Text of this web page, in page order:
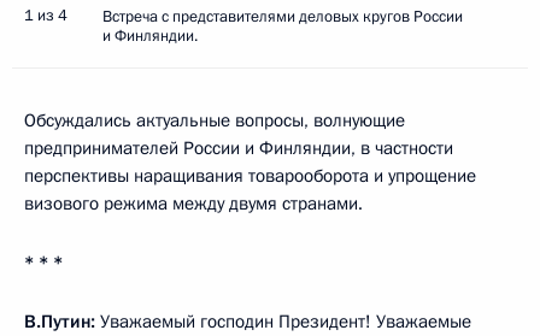
1 из 4
Встреча с представителями деловых кругов России
и Финляндии.
Обсуждались актуальные вопросы, волнующие
предпринимателей России и Финляндии, в частности
перспективы наращивания товарооборота и упрощение
визового режима между двумя странами.
* * *
В.Путин: Уважаемый господин Президент! Уважаемые